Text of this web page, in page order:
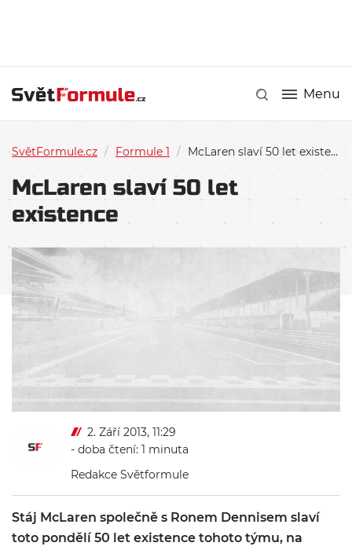
Menu
SvětFormule.cz / Formule 1 / McLaren slaví 50 let existence
McLaren slaví 50 let
existence
2. Září 2013, 11:29
- doba čtení: 1 minuta
Redakce Světformule
Stáj McLaren společně s Ronem Dennisem slaví
toto pondělí 50 let existence tohoto týmu, na